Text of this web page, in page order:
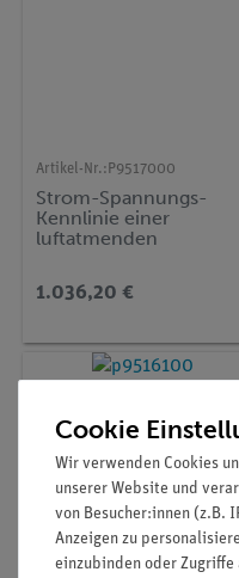
Artikel-Nr.: P9517000
Strom-Spannungs-
Kennlinie einer
luftatmenden
1.036,20 €
Cookie
Wir verwenden Cookies
unserer Website und
von Besucher:innen (z.B.
Anzeigen zu
einzubinden oder Zugriffe